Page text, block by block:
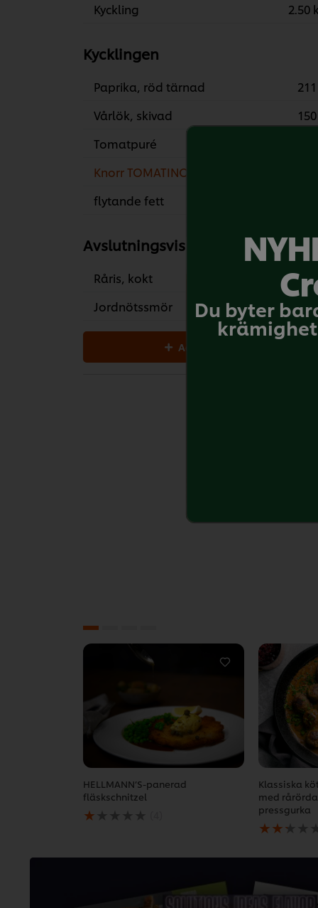
Kyckling
2.50
Kycklingen
Paprika, röd tärnad
Vårlök, skivad
Tomatpuré
Knorr TOMATINO 4 x 3 kg
flytande fett
Avslutningsvis
Råris, kokt
Jordnötssmör
300
Add all to cart
HELLMANN’S-panerad
fläskschnitzel
Det
genomsnittliga
denna
fläskschnitzel
Klassiska
med
pressgurka
Det
för
Klassiska
köttbullar
Du byter